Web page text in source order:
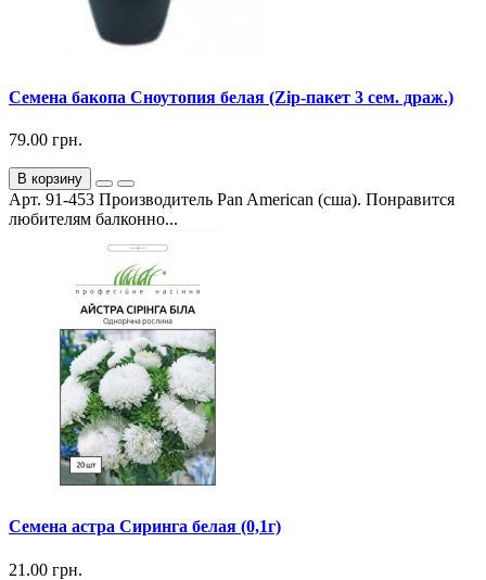
Семена бакопа Сноутопия белая (Zip-пакет 3 сем. драж.)
79.00 грн.
В корзину
Арт. 91-453 Производитель Pan American (сша). Понравится
любителям балконно...
Семена астра Сиринга белая (0,1г)
21.00 грн.